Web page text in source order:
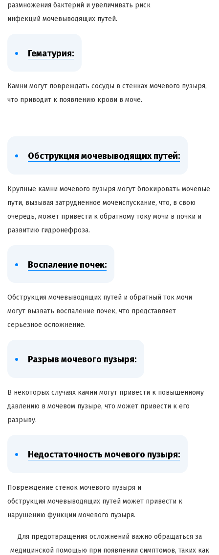
размножения бактерий и увеличивать риск
инфекций мочевыводящих путей.
Гематурия:
Камни могут повреждать сосуды в стенках мочевого пузыря,
что приводит к появлению крови в моче.
Обструкция мочевыводящих путей:
Крупные камни мочевого пузыря могут блокировать мочевые
пути, вызывая затрудненное мочеиспускание, что, в свою
очередь, может привести к обратному току мочи в почки и
развитию гидронефроза.
Воспаление почек:
Обструкция мочевыводящих путей и обратный ток мочи
могут вызвать воспаление почек, что представляет
серьезное осложнение.
Разрыв мочевого пузыря:
В некоторых случаях камни могут привести к повышенному
давлению в мочевом пузыре, что может привести к его
разрыву.
Недостаточность мочевого пузыря:
Повреждение стенок мочевого пузыря и
обструкция мочевыводящих путей может привести к
нарушению функции мочевого пузыря.
Для предотвращения осложнений важно обращаться за
медицинской помощью при появлении симптомов, таких как